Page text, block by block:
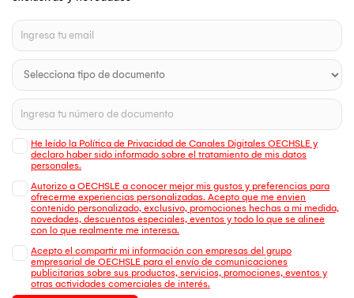
He leído la Política de Privacidad de Canales Digitales OECHSLE y
declaro haber sido informado sobre el tratamiento de mis datos
personales.
Autorizo a OECHSLE a conocer mejor mis gustos y preferencias para
ofrecerme experiencias personalizadas. Acepto que me envien
contenido personalizado, exclusivo, promociones hechas a mi medida,
novedades, descuentos especiales, eventos y todo lo que se alinee
con lo que realmente me interesa.
Acepto el compartir mi información con empresas del grupo
empresarial de OECHSLE para el envío de comunicaciones
publicitarias sobre sus productos, servicios, promociones, eventos y
otras actividades comerciales de interés.